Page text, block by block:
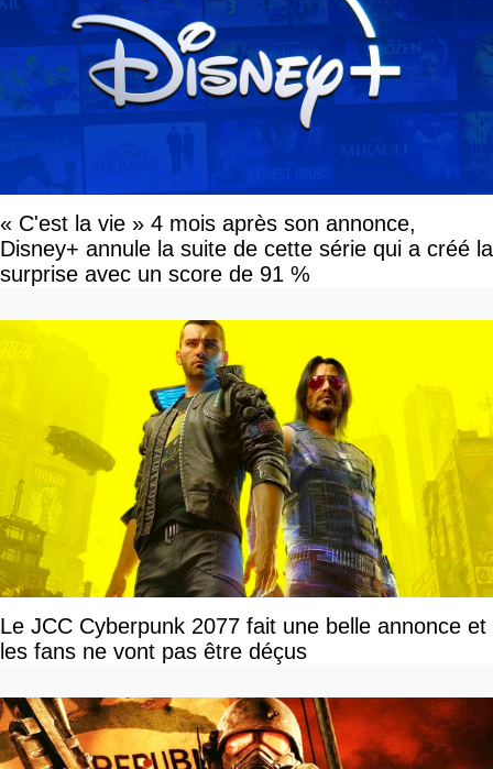
« C'est la vie » 4 mois après son annonce,
Disney+ annule la suite de cette série qui a créé la
surprise avec un score de 91 %
Le JCC Cyberpunk 2077 fait une belle annonce et
les fans ne vont pas être déçus